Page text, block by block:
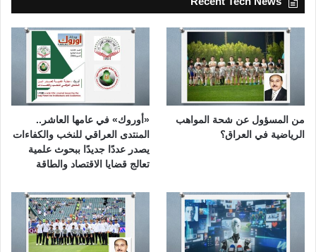
من المسؤول عن شحة المواهب
الرياضية في العراق؟
«أوروك» في عامها العاشر..
المنتدى العراقي للنخب والكفاءات
يصدر عددًا جديدًا ببحوث علمية
تعالج قضايا الاقتصاد والطاقة